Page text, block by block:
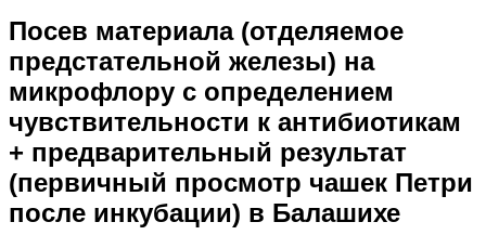
Посев материала (отделяемое
предстательной железы) на
микрофлору с определением
чувcтвительности к антибиотикам
+ предварительный результат
(первичный просмотр чашек Петри
после инкубации) в Балашихе